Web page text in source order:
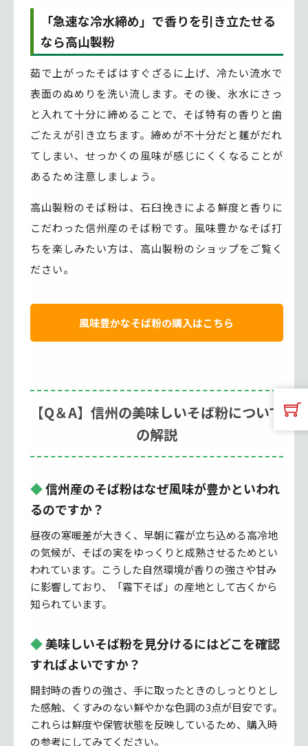
「急速な冷水締め」で香りを引き立たせる
なら高山製粉
茹で上がったそばはすぐざるに上げ、冷たい流水で
表面のぬめりを洗い流します。その後、氷水にさっ
と入れて十分に締めることで、そば特有の香りと歯
ごたえが引き立ちます。締めが不十分だと麺がだれ
てしまい、せっかくの風味が感じにくくなることが
あるため注意しましょう。
高山製粉のそば粉は、石臼挽きによる鮮度と香りに
こだわった信州産のそば粉です。風味豊かなそば打
ちを楽しみたい方は、高山製粉のショップをご覧く
ださい。
風味豊かなそば粉の購入はこちら
【Q＆A】信州の美味しいそば粉について
の解説
信州産のそば粉はなぜ風味が豊かといわれ
るのですか？
昼夜の寒暖差が大きく、早朝に霧が立ち込める高冷地
の気候が、そばの実をゆっくりと成熟させるためとい
われています。こうした自然環境が香りの強さや甘み
に影響しており、「霧下そば」の産地として古くから
知られています。
美味しいそば粉を見分けるにはどこを確認
すればよいですか？
開封時の香りの強さ、手に取ったときのしっとりとし
た感触、くすみのない鮮やかな色調の3点が目安です。
これらは鮮度や保管状態を反映しているため、購入時
の参考にしてみてください。